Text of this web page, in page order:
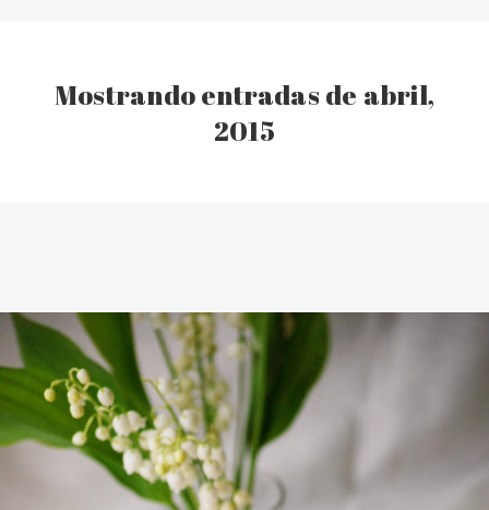
Mostrando entradas de abril,
2015